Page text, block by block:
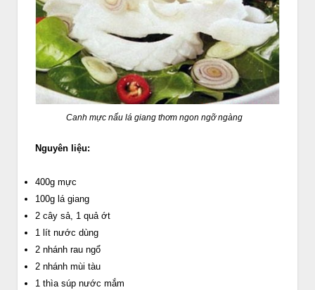
Canh mực nấu lá giang thơm ngon ngỡ ngàng
Nguyên liệu:
400g mực
100g lá giang
2 cây sả, 1 quả ớt
1 lít nước dùng
2 nhánh rau ngổ
2 nhánh mùi tàu
1 thìa súp nước mắm